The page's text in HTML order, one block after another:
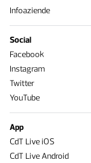
Infoaziende
Social
Facebook
Instagram
Twitter
YouTube
App
CdT Live iOS
CdT Live Android